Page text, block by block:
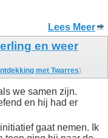
Lees Meer
en weer
met Twarres)
we samen zijn.
en hij had er
gaat nemen. Ik